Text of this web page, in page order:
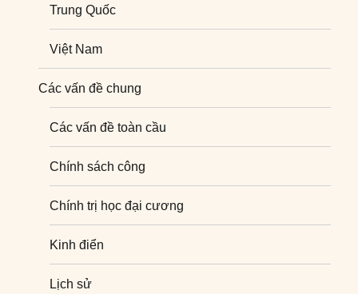
Nghiên cứu quốc tế
Trung Quốc
Việt Nam
Các vấn đề chung
Các vấn đề toàn cầu
Chính sách công
Chính trị học đại cương
Kinh điển
Lịch sử